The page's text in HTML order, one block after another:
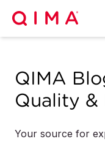
QIMA
Quality &
Your source for